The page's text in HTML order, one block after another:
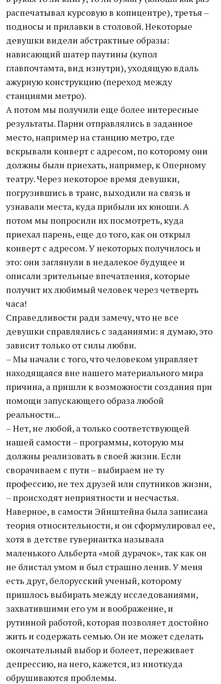
распечатывал курсовую в копицентре), третья –
подносы и прилавки в столовой. Некоторые
девушки видели абстрактные образы:
нависающий шатер паутины (купол
главпочтамта, вид изнутри), уходящую вдаль
ажурную конструкцию (переход между
станциями метро).
А потом мы получили еще более интересные
результаты. Парни отправлялись в заданное
место, например на станцию метро, где
вскрывали конверт с адресом, по которому они
должны были приехать, например, к Оперному
театру. Через некоторое время девушки,
погрузившись в транс, выходили на связь и
узнавали места, куда прибыли их юноши. А
потом мы попросили их посмотреть, куда
приехал парень, еще до того, как он открыл
конверт с адресом. У некоторых получилось и
это: они заглянули в недалекое будущее и
описали зрительные впечатления, которые
получит их любимый человек через четверть
часа!
Справедливости ради замечу, что не все
девушки справлялись с заданиями: я думаю, это
зависит только от силы любви.
– Мы начали с того, что человеком управляет
находящаяся вне нашего материального мира
причина, а пришли к возможности создания при
помощи запускающего образа любой
реальности...
– Нет, не любой, а только соответствующей
нашей самости – программы, которую мы
должны реализовать в своей жизни. Если
сворачиваем с пути – выбираем не ту
профессию, не тех друзей или спутников жизни,
– происходят неприятности и несчастья.
Наверное, в самости Эйнштейна была записана
теория относительности, и он сформулировал ее,
хотя в детстве гувернантка называла
маленького Альберта «мой дурачок», так как он
не блистал умом и был страшно ленив. У меня
есть друг, белорусский ученый, которому
пришлось выбирать между исследованиями,
захватившими его ум и воображение, и
рутинной работой, которая позволяет достойно
жить и содержать семью. Он не может сделать
окончательный выбор и болеет, переживает
депрессию, на него, кажется, из ниоткуда
обрушиваются проблемы.